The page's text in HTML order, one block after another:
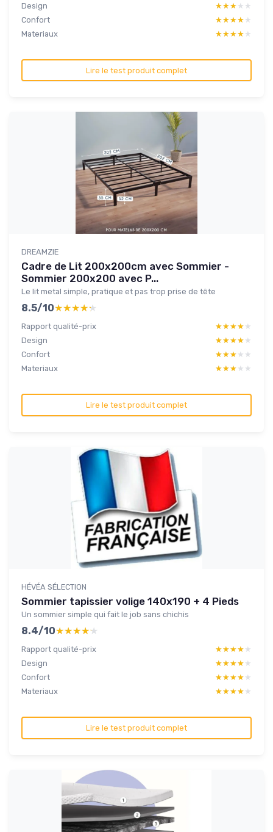
Design
★★★★★
★★★★★
Confort
★★★★★
★★★★★
Materiaux
★★★★★
★★★★★
Lire le test produit complet
DREAMZIE
Cadre de Lit 200x200cm avec Sommier -
Sommier 200x200 avec P...
Le lit metal simple, pratique et pas trop prise de tête
8.5/10★★★★★
★★★★★
Rapport qualité-prix ★★★★★
★★★★★
Design
★★★★★
★★★★★
Confort
★★★★★
★★★★★
Materiaux
★★★★★
★★★★★
Lire le test produit complet
HÉVÉA SÉLECTION
Sommier tapissier volige 140x190 + 4 Pieds
Un sommier simple qui fait le job sans chichis
8.4/10★★★★★
★★★★★
Rapport qualité-prix ★★★★★
★★★★★
Design
★★★★★
★★★★★
Confort
★★★★★
★★★★★
Materiaux
★★★★★
★★★★★
Lire le test produit complet